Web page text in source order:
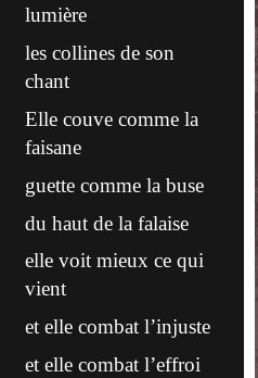
lumière
les collines de son
chant
Elle couve comme la
faisane
guette comme la buse
du haut de la falaise
elle voit mieux ce qui
vient
et elle combat l’injuste
et elle combat l’effroi